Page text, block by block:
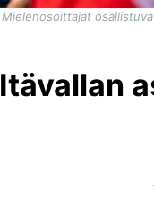
Mielenosoittajat
Itävallan